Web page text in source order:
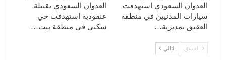
العدوان السعودي استهدفت
سيارات المدنيين في منطقة
العقيق بمديرية…
العدوان السعودي بقنبلة
عنقودية استهدفت حي
سكني في منطقة بيت…
السابق التالي